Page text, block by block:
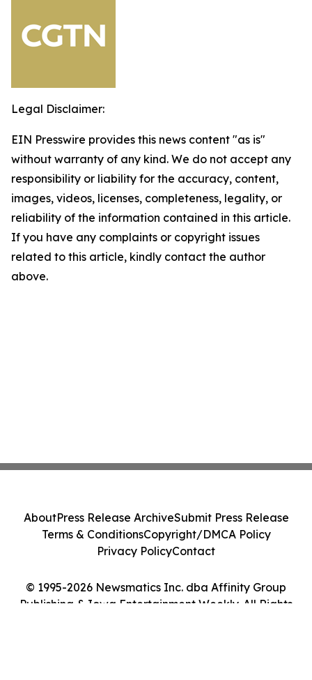
Legal Disclaimer:
EIN Presswire provides this news content "as is"
without warranty of any kind. We do not accept any
responsibility or liability for the accuracy, content,
images, videos, licenses, completeness, legality, or
reliability of the information contained in this article.
If you have any complaints or copyright issues
related to this article, kindly contact the author
above.
© 1995-2026 Newsmatics Inc. dba Affinity Group
Publishing & Iowa Entertainment Weekly. All Rights
AboutPress Release ArchiveSubmit Press Release
Terms & ConditionsCopyright/DMCA Policy
Privacy PolicyContact